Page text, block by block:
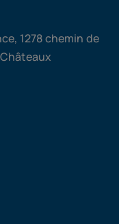
1278 chemin de